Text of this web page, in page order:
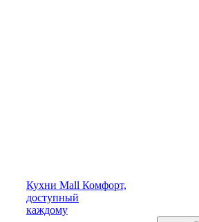
Кухни Mall Комфорт,
доступный
каждому